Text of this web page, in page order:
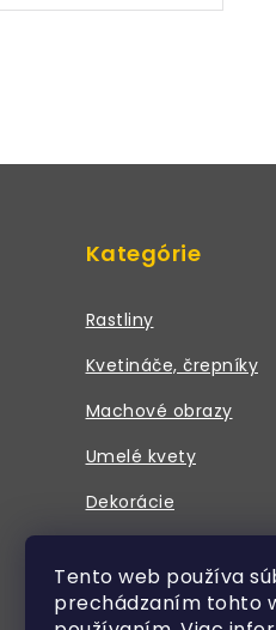
Tento web používa
prechádzaním tohto
Kategórie
Rastliny
Kvetináče, črepníky
Machové obrazy
Umelé kvety
Dekorácie